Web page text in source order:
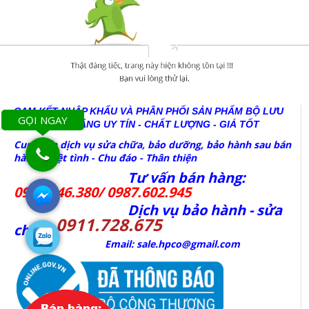
CAM KẾT NHẬP KHẨU VÀ PHÂN PHỐI SẢN PHẨM BỘ LƯU
ĐIỆN CHÍNH HÃNG UY TÍN - CHẤT LƯỢNG - GIÁ TỐT
Cung cấp dịch vụ sửa chữa, bảo dưỡng, bảo hành sau bán
hàng Nhiệt tình - Chu đáo - Thân thiện
Tư vấn bán hàng:
0977.246.380/ 0987.602.945
Dịch vụ bảo hành - sửa
chữa:0911.728.675
Email: sale.hpco@gmail.com
GỌI NGAY